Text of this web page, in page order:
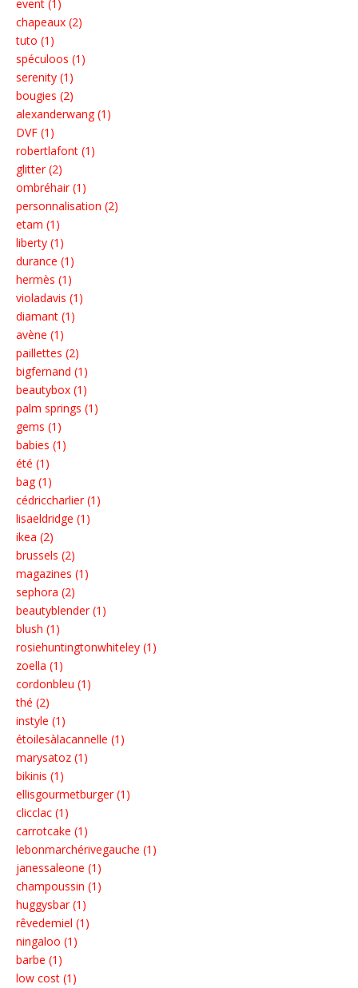
event (1)
chapeaux (2)
tuto (1)
spéculoos (1)
serenity (1)
bougies (2)
alexanderwang (1)
DVF (1)
robertlafont (1)
glitter (2)
ombréhair (1)
personnalisation (2)
etam (1)
liberty (1)
durance (1)
hermès (1)
violadavis (1)
diamant (1)
avène (1)
paillettes (2)
bigfernand (1)
beautybox (1)
palm springs (1)
gems (1)
babies (1)
été (1)
bag (1)
cédriccharlier (1)
lisaeldridge (1)
ikea (2)
brussels (2)
magazines (1)
sephora (2)
beautyblender (1)
blush (1)
rosiehuntingtonwhiteley (1)
zoella (1)
cordonbleu (1)
thé (2)
instyle (1)
étoilesàlacannelle (1)
marysatoz (1)
bikinis (1)
ellisgourmetburger (1)
clicclac (1)
carrotcake (1)
lebonmarchérivegauche (1)
janessaleone (1)
champoussin (1)
huggysbar (1)
rêvedemiel (1)
ningaloo (1)
barbe (1)
low cost (1)